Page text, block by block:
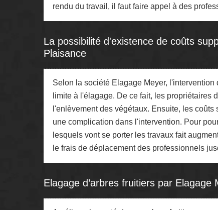
rendu du travail, il faut faire appel à des
La possibilité d'existence de coûts
Plaisance
Selon la société Elagage Meyer,
limite à l'élagage. De ce fait, les propriétaires
l'enlèvement des végétaux. Ensuite, les
une complication dans l'intervention. Pour
lesquels vont se porter les travaux fait
le frais de déplacement des professionnels
Elagage d’arbres fruitiers par Elagage